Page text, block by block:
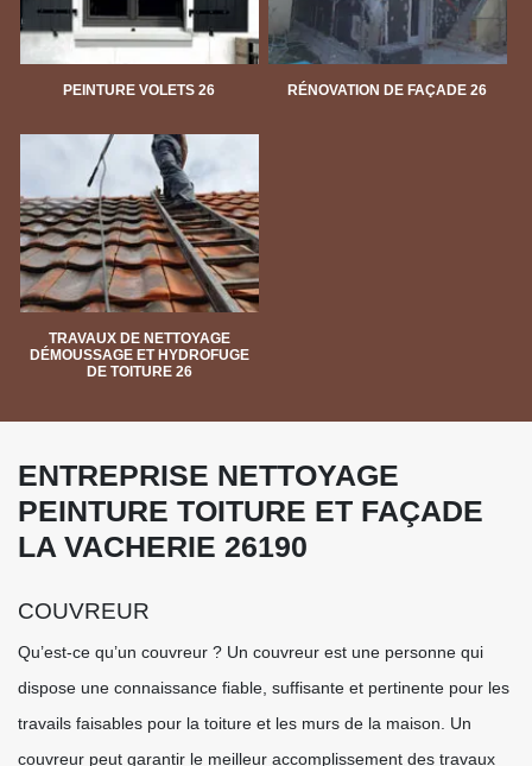
PEINTURE VOLETS 26 RÉNOVATION DE FAÇADE 26
TRAVAUX DE NETTOYAGE
DÉMOUSSAGE ET HYDROFUGE
DE TOITURE 26
ENTREPRISE NETTOYAGE
PEINTURE TOITURE ET FAÇADE
LA VACHERIE 26190
COUVREUR
Qu’est-ce qu’un couvreur ? Un couvreur est une personne qui
dispose une connaissance fiable, suffisante et pertinente pour les
travails faisables pour la toiture et les murs de la maison. Un
couvreur peut garantir le meilleur accomplissement des travaux